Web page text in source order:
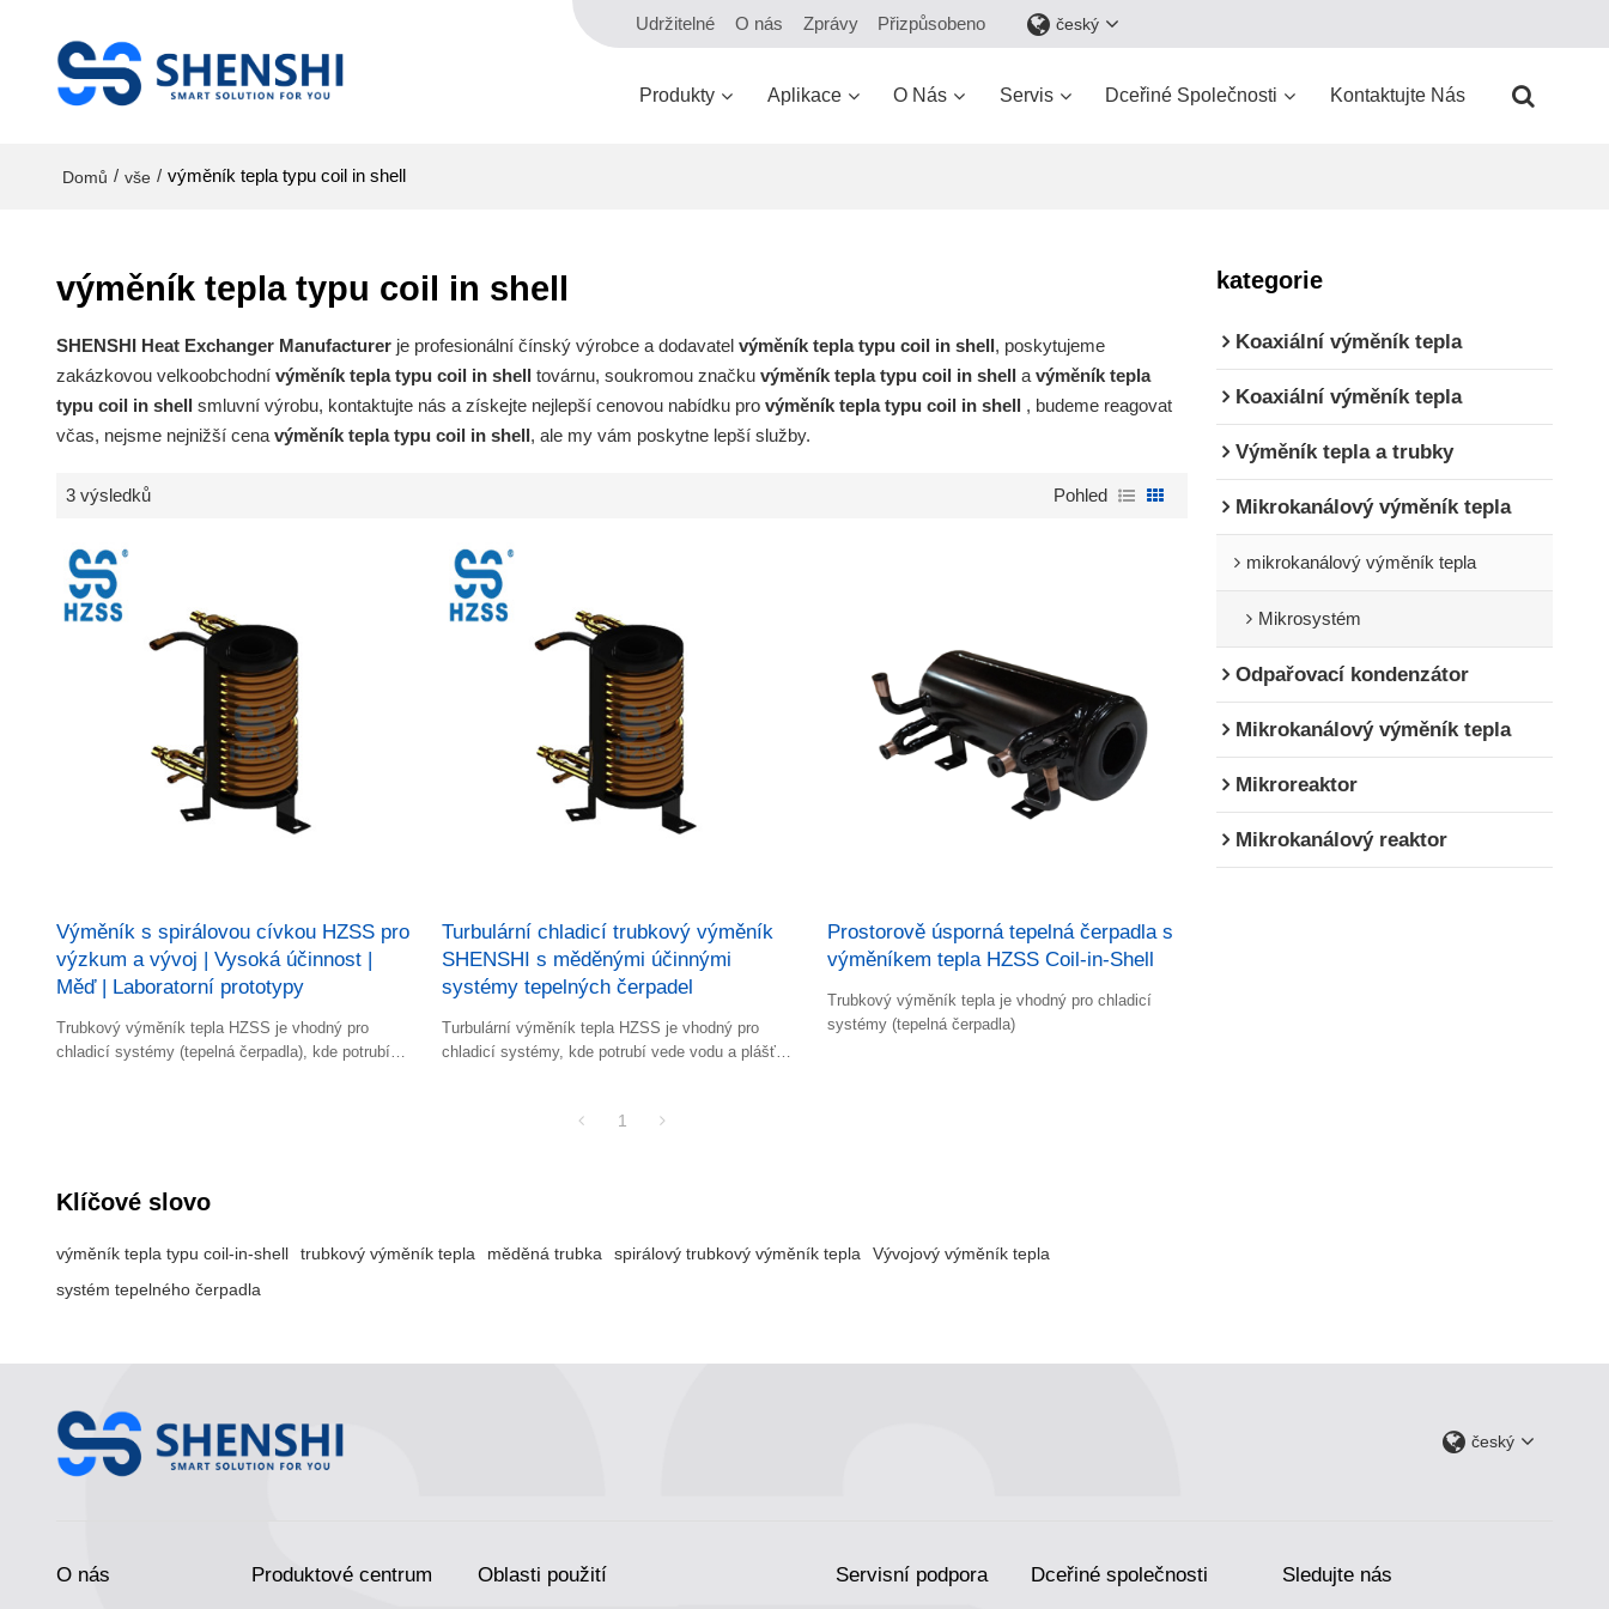
Udržitelné O nás Zprávy Přizpůsobeno český
Produkty Aplikace O Nás Servis Dceřiné Společnosti Kontaktujte Nás
Domů / vše / výměník tepla typu coil in shell
výměník tepla typu coil in shell
SHENSHI Heat Exchanger Manufacturer​je profesionální čínský výrobce a dodavatel výměník tepla typu coil in shell, poskytujeme
zakázkovou velkoobchodní výměník tepla typu coil in shell továrnu, soukromou značku výměník tepla typu coil in shell a výměník tepla
typu coil in shell smluvní výrobu, kontaktujte nás a získejte nejlepší cenovou nabídku pro výměník tepla typu coil in shell , budeme reagovat
včas, nejsme nejnižší cena výměník tepla typu coil in shell, ale my vám poskytne lepší služby.
3 výsledků Pohled
Výměník s spirálovou cívkou HZSS pro
výzkum a vývoj | Vysoká účinnost |
Měď | Laboratorní prototypy
Trubkový výměník tepla HZSS je vhodný pro
chladicí systémy (tepelná čerpadla), kde potrubím
Turbulární chladicí trubkový výměník
SHENSHI s měděnými účinnými
systémy tepelných čerpadel
Turbulární výměník tepla HZSS je vhodný pro
chladicí systémy, kde potrubí vede vodu a plášť
Prostorově úsporná tepelná čerpadla s
výměníkem tepla HZSS Coil-in-Shell
Trubkový výměník tepla je vhodný pro chladicí
systémy (tepelná čerpadla)
1
Klíčové slovo
výměník tepla typu coil-in-shell trubkový výměník tepla měděná trubka spirálový trubkový výměník tepla
Vývojový výměník tepla
systém tepelného čerpadla
kategorie
Koaxiální výměník tepla
Koaxiální výměník tepla
Výměník tepla a trubky
Mikrokanálový výměník tepla
mikrokanálový výměník tepla
Mikrosystém
Odpařovací kondenzátor
Mikrokanálový výměník tepla
Mikroreaktor
Mikrokanálový reaktor
český
O nás Produktové centrum Oblasti použití Servisní podpora Dceřiné společnosti Sledujte nás